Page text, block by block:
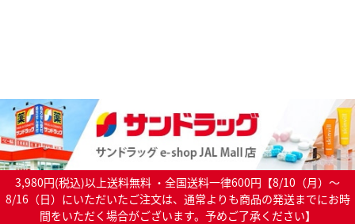
3,980円(税込)以上送料無料 ・全国送料一律600円【8/10（月）～
8/16（日）にいただいたご注文は、通常よりも商品の発送までにお時
間をいただく場合がございます。予めご了承ください】